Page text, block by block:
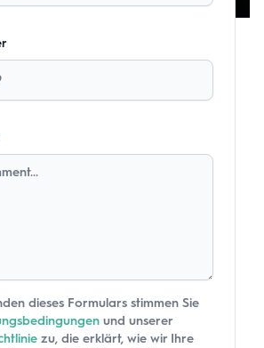
dieses Formulars stimmen Sie
und unserer
zu, die erklärt, wie wir Ihre